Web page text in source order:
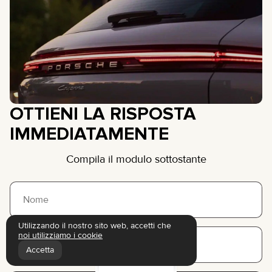
OTTIENI LA RISPOSTA
IMMEDIATAMENTE
Compila il modulo sottostante
States+1
Utilizzando il nostro sito web, accetti che
noi utilizziamo i cookie
Accetta